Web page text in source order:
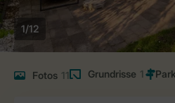
1/12
Fotos 11 Grundrisse 1